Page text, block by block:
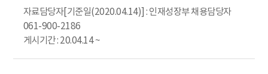
자료담당자[기준일(2020.04.14)] : 인재성장부 채용담당자
061-900-2186
게시기간 : 20.04.14 ~